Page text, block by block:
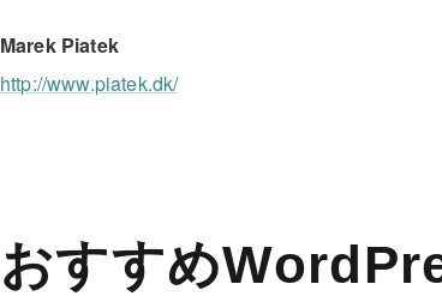
Marek Piatek
http://www.piatek.dk/
おすすめ